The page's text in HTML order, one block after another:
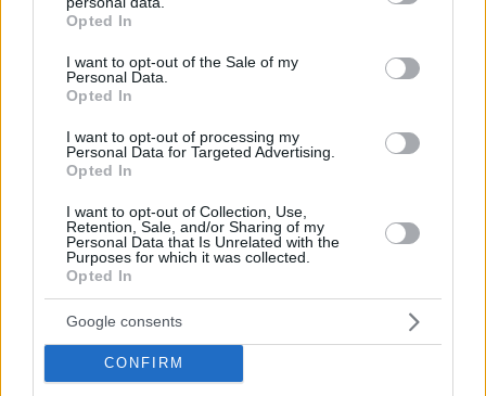
grant or deny consent to Google and its third-party tags to
use your data for below specified purposes in below Google
consent section.
Opted In
I want to opt-out of the Sale of my
Personal Data.
Opted In
I want to opt-out of processing my
Personal Data for Targeted Advertising.
Opted In
I want to opt-out of Collection, Use,
Retention, Sale, and/or Sharing of my
Personal Data that Is Unrelated with the
Purposes for which it was collected.
Opted In
Google consents
CONFIRM
ΤΑ ΠΙΟ ΔΗΜΟΦΙΛΗ